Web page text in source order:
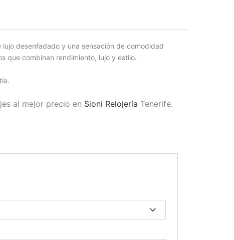
desenfadado y una sensación de comodidad
que combinan rendimiento, lujo y estilo.
al mejor precio en Sioni Relojería Tenerife.